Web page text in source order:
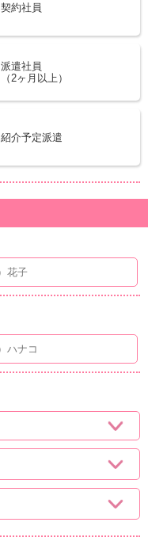
契約社員
派遣社員
（2ヶ月以上）
紹介予定派遣